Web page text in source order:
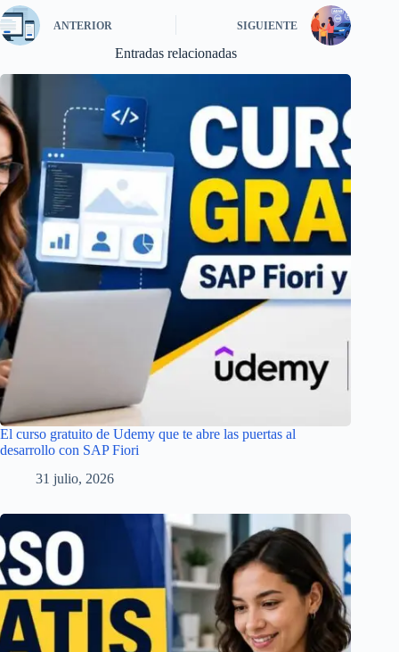
ANTERIOR SIGUIENTE
Entradas relacionadas
El curso gratuito de Udemy que te abre las puertas al
desarrollo con SAP Fiori
31 julio, 2026